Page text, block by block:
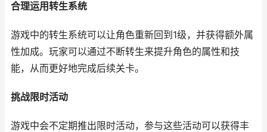
合理运用转生系统
游戏中的转生系统可以让角色重新回到1级，并获得额外属
性加成。玩家可以通过不断转生来提升角色的属性和技
能，从而更好地完成后续关卡。
挑战限时活动
游戏中会不定期推出限时活动，参与这些活动可以获得丰